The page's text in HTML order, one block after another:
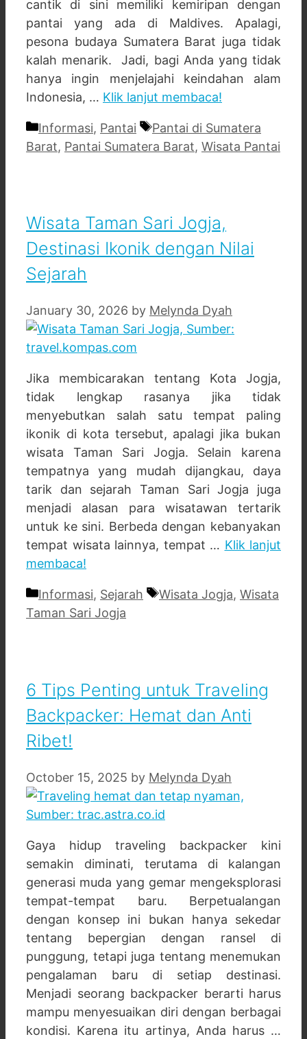
cantik di sini memiliki kemiripan dengan
pantai yang ada di Maldives. Apalagi,
pesona budaya Sumatera Barat juga tidak
kalah menarik. Jadi, bagi Anda yang tidak
hanya ingin menjelajahi keindahan alam
Indonesia, … Klik lanjut membaca!
Categories
Informasi, Pantai Tags
Pantai di Sumatera
Barat, Pantai Sumatera Barat, Wisata Pantai
Wisata Taman Sari Jogja,
Destinasi Ikonik dengan Nilai
Sejarah
January 30, 2026 by Melynda Dyah
Jika membicarakan tentang Kota Jogja,
tidak lengkap rasanya jika tidak
menyebutkan salah satu tempat paling
ikonik di kota tersebut, apalagi jika bukan
wisata Taman Sari Jogja. Selain karena
tempatnya yang mudah dijangkau, daya
tarik dan sejarah Taman Sari Jogja juga
menjadi alasan para wisatawan tertarik
untuk ke sini. Berbeda dengan kebanyakan
tempat wisata lainnya, tempat … Klik lanjut
membaca!
Categories
Informasi, Sejarah Tags
Wisata Jogja, Wisata
Taman Sari Jogja
6 Tips Penting untuk Traveling
Backpacker: Hemat dan Anti
Ribet!
October 15, 2025 by Melynda Dyah
Gaya hidup traveling backpacker kini
semakin diminati, terutama di kalangan
generasi muda yang gemar mengeksplorasi
tempat-tempat baru. Berpetualangan
dengan konsep ini bukan hanya sekedar
tentang bepergian dengan ransel di
punggung, tetapi juga tentang menemukan
pengalaman baru di setiap destinasi.
Menjadi seorang backpacker berarti harus
mampu menyesuaikan diri dengan berbagai
kondisi. Karena itu artinya, Anda harus …